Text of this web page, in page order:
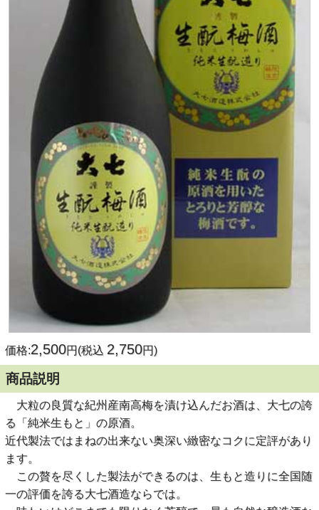
価格:2,500円(税込 2,750円)
商品説明
大粒の良質な紀州産南高梅を漬け込んだお酒は、大七の誇
る「純米生もと」の原酒。
近代製法ではまねの出来ない奥深い緻密なコクに定評があり
ます。
この贅を尽くした製法ができるのは、生もと造りに全国随
一の評価を誇る大七酒造ならでは。